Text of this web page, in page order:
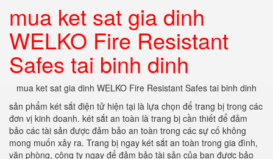
mua ket sat gia dinh
WELKO Fire Resistant
Safes tai binh dinh
mua ket sat gia dinh WELKO Fire Resistant Safes tai binh dinh
sản phẩm két sắt điện tử hiện tại là lựa chọn để trang bị trong các
đơn vị kinh doanh. két sắt an toàn là trang bị cần thiết để đảm
bảo các tài sản được đảm bảo an toàn trong các sự cố không
mong muốn xảy ra. Trang bị ngay két sắt an toàn trong gia đình,
văn phòng, công ty ngay để đảm bảo tài sản của bạn được bảo